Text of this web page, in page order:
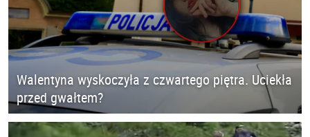
Walentyna wyskoczyła z czwartego piętra. Uciekła
przed gwałtem?